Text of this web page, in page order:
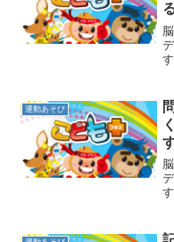
運動あそび